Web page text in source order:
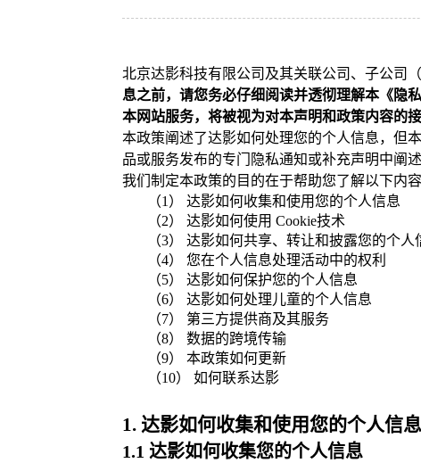
北京达影科技有限公司及其关联公司、子公司
息之前，请您务必仔细阅读并透彻理解本《隐
本网站服务，将被视为对本声明和政策内容的接
本政策阐述了达影如何处理您的个人信息，但
品或服务发布的专门隐私通知或补充声明中阐
我们制定本政策的目的在于帮助您了解以下内容
（1） 达影如何收集和使用您的个人信息
（2） 达影如何使用 Cookie技术
（3） 达影如何共享、转让和披露您的个人
（4） 您在个人信息处理活动中的权利
（5） 达影如何保护您的个人信息
（6） 达影如何处理儿童的个人信息
（7） 第三方提供商及其服务
（8） 数据的跨境传输
（9） 本政策如何更新
（10） 如何联系达影
1. 达影如何收集和使用您的个人信息
1.1 达影如何收集您的个人信息